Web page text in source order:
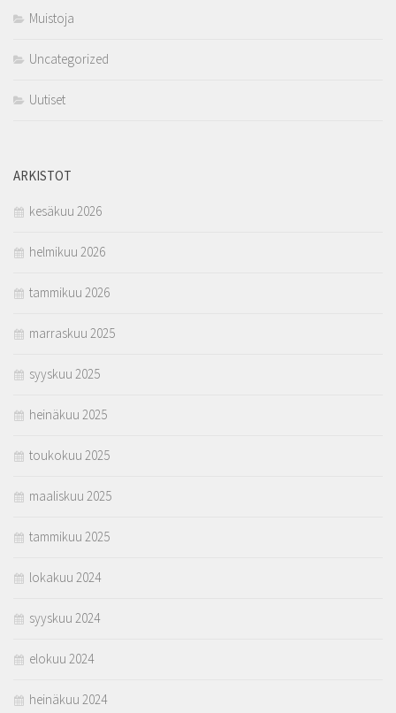
Muistoja
Uncategorized
Uutiset
ARKISTOT
kesäkuu 2026
helmikuu 2026
tammikuu 2026
marraskuu 2025
syyskuu 2025
heinäkuu 2025
toukokuu 2025
maaliskuu 2025
tammikuu 2025
lokakuu 2024
syyskuu 2024
elokuu 2024
heinäkuu 2024